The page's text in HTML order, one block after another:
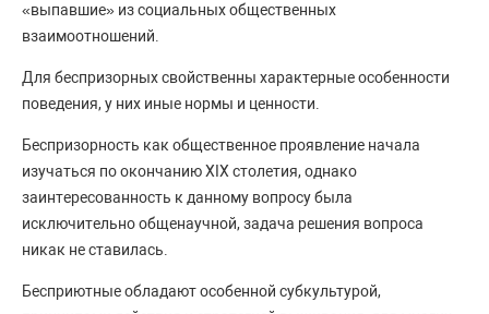
«выпавшие» из социальных общественных
взаимоотношений.
Для беспризорных свойственны характерные особенности
поведения, у них иные нормы и ценности.
Беспризорность как общественное проявление начала
изучаться по окончанию XIX столетия, однако
заинтересованность к данному вопросу была
исключительно общенаучной, задача решения вопроса
никак не ставилась.
Бесприютные обладают особенной субкультурой,